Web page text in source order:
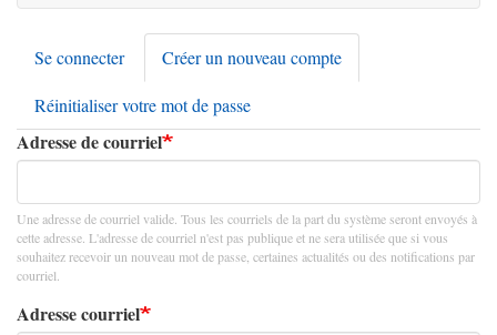
Onglets
principaux
Se connecter Créer un nouveau compte
actif)
Réinitialiser votre mot de passe
Adresse de courriel
Une adresse de courriel valide. Tous les courriels de la part du système seront envoyés à
cette adresse. L'adresse de courriel n'est pas publique et ne sera utilisée que si vous
souhaitez recevoir un nouveau mot de passe, certaines actualités ou des notifications par
courriel.
Adresse courriel